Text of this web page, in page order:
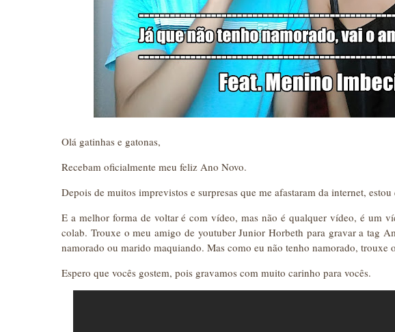
Olá gatinhas e gatonas,
Recebam oficialmente meu feliz Ano Novo.
Depois de muitos imprevistos e surpresas que me afastaram da internet, estou
E a melhor forma de voltar é com vídeo, mas não é qualquer vídeo, é um
colab. Trouxe o meu amigo de youtuber Junior Horbeth para gravar a tag
namorado ou marido maquiando. Mas como eu não tenho namorado, trouxe
Espero que vocês gostem, pois gravamos com muito carinho para vocês.